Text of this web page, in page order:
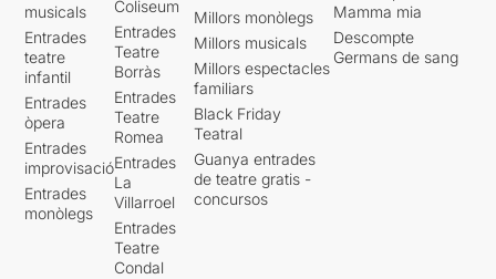
musicals
Entrades
teatre
infantil
Entrades
òpera
Entrades
improvisació
Entrades
monòlegs
Coliseum
Entrades
Teatre
Borràs
Entrades
Teatre
Romea
Entrades
La
Villarroel
Entrades
Teatre
Condal
Millors monòlegs
Millors musicals
Millors espectacles
familiars
Black Friday
Teatral
Guanya entrades
de teatre gratis -
concursos
Mamma mia
Descompte
Germans de sang